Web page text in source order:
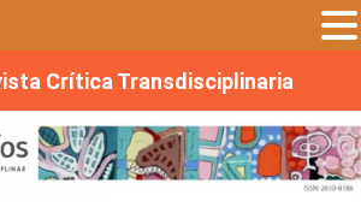
Crítica Transdisciplinaria